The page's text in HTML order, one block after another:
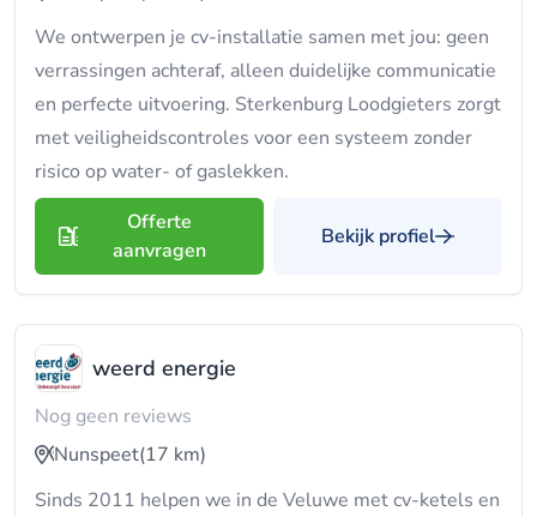
We ontwerpen je cv-installatie samen met jou: geen
verrassingen achteraf, alleen duidelijke communicatie
en perfecte uitvoering. Sterkenburg Loodgieters zorgt
met veiligheidscontroles voor een systeem zonder
risico op water- of gaslekken.
Offerte
aanvragen
Bekijk profiel
weerd energie
Nog geen reviews
Nunspeet(17 km)
Sinds 2011 helpen we in de Veluwe met cv-ketels en